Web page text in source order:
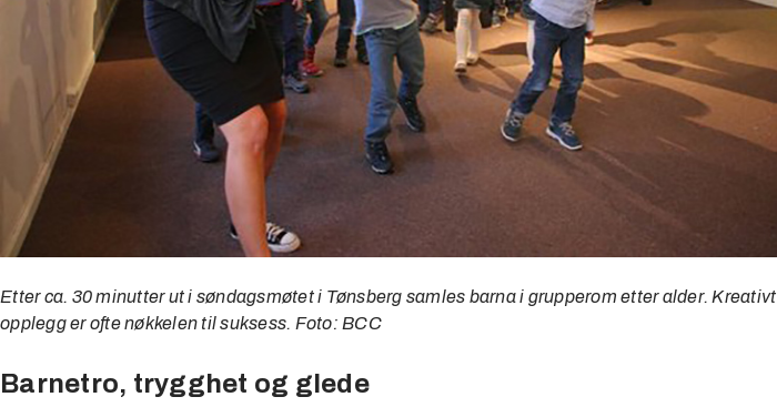
Etter ca. 30 minutter ut i søndagsmøtet i Tønsberg samles barna i grupperom etter alder. Kreativt
opplegg er ofte nøkkelen til suksess. Foto: BCC
Barnetro, trygghet og glede